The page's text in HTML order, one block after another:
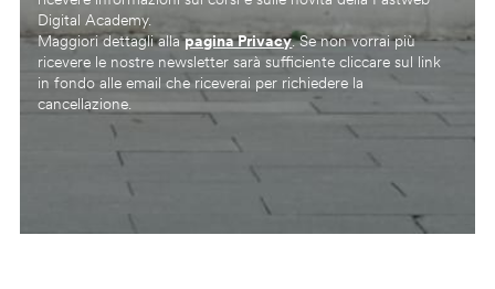
Digital Academy.
Maggiori dettagli allapagina Privacy. Se non vorrai più
ricevere le nostre newsletter sarà sufficiente cliccare sul link
in fondo alle email che riceverai per richiedere la
cancellazione.